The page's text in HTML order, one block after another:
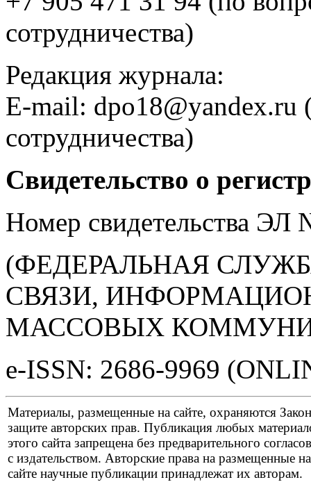
сотрудничества)
Редакция журнала:
E-mail: dpo18@yandex.ru
сотрудничества)
Свидетельство о
Номер свидетельства
(ФЕДЕРАЛЬНАЯ
СВЯЗИ,
МАССОВЫХ
e-ISSN: 2686-9969
Материалы, размещенные на сайте, охраняются
защите авторских прав. Публикация любых
этого сайта запрещена без предварительного
с издательством. Авторские права на размещенные на
сайте научные публикации принадлежат их авторам.